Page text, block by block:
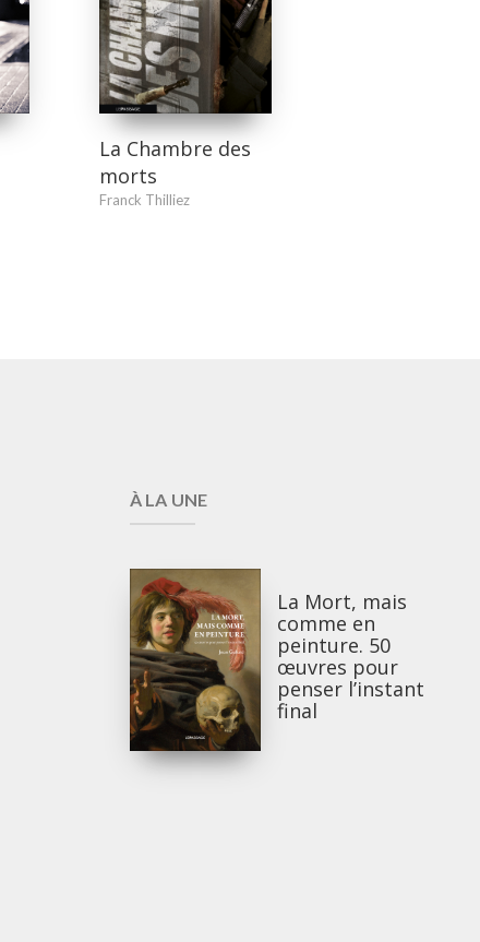
La Chambre des
morts
Franck Thilliez
À LA UNE
La Mort, mais
comme en
peinture. 50
œuvres pour
penser l’instant
final